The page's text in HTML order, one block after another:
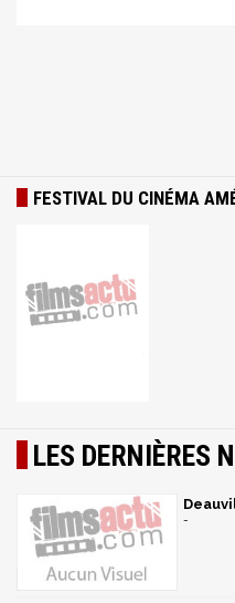
FESTIVAL DU CINÉMA
LES DERNIÈRES
-